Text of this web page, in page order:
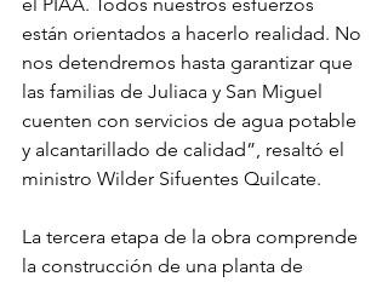
el PIAA. Todos nuestros esfuerzos
están orientados a hacerlo realidad. No
nos detendremos hasta garantizar que
las familias de Juliaca y San Miguel
cuenten con servicios de agua potable
y alcantarillado de calidad”, resaltó el
ministro Wilder Sifuentes Quilcate.
La tercera etapa de la obra comprende
la construcción de una planta de